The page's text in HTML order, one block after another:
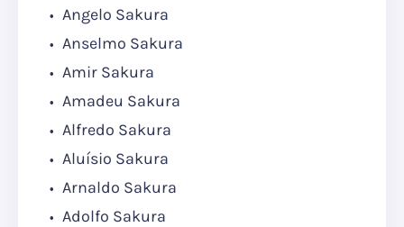
Angelo Sakura
Anselmo Sakura
Amir Sakura
Amadeu Sakura
Alfredo Sakura
Aluísio Sakura
Arnaldo Sakura
Adolfo Sakura